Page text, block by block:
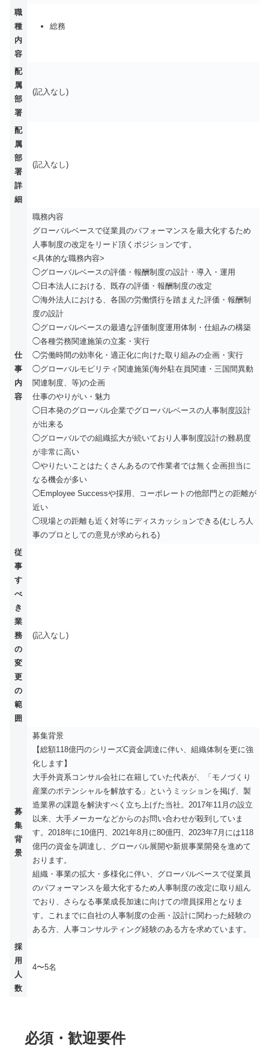
職
種
内
容
総務
配
属
部
署
(記入なし)
配
属
部
署
詳
細
(記入なし)
仕
事
内
容
職務内容
グローバルベースで従業員のパフォーマンスを最大化するため
人事制度の改定をリード頂くポジションです。
<具体的な職務内容>
◯グローバルベースの評価・報酬制度の設計・導入・運用
◯日本法人における、既存の評価・報酬制度の改定
◯海外法人における、各国の労働慣行を踏まえた評価・報酬制
度の設計
◯グローバルベースの最適な評価制度運用体制・仕組みの構築
◯各種労務関連施策の立案・実行
◯労働時間の効率化・適正化に向けた取り組みの企画・実行
◯グローバルモビリティ関連施策(海外駐在員関連・三国間異動
関連制度、等)の企画
仕事のやりがい・魅力
◯日本発のグローバル企業でグローバルベースの人事制度設計
が出来る
◯グローバルでの組織拡大が続いており人事制度設計の難易度
が非常に高い
◯やりたいことはたくさんあるので作業者では無く企画担当に
なる機会が多い
◯Employee Successや採用、コーポレートの他部門との距離が
近い
◯現場との距離も近く対等にディスカッションできる(むしろ人
事のプロとしての意見が求められる)
従
事
す
べ
き
業
務
の
変
更
の
範
囲
(記入なし)
募
集
背
景
募集背景
【総額118億円のシリーズC資金調達に伴い、組織体制を更に強
化します】
大手外資系コンサル会社に在籍していた代表が、「モノづくり
産業のポテンシャルを解放する」というミッションを掲げ、製
造業界の課題を解決すべく立ち上げた当社。2017年11月の設立
以来、大手メーカーなどからのお問い合わせが殺到していま
す。2018年に10億円、2021年8月に80億円、2023年7月には118
億円の資金を調達し、グローバル展開や新規事業開発を進めて
おります。
組織・事業の拡大・多様化に伴い、グローバルベースで従業員
のパフォーマンスを最大化するため人事制度の改定に取り組ん
でおり、さらなる事業成長加速に向けての増員採用となりま
す。これまでに自社の人事制度の企画・設計に関わった経験の
ある方、人事コンサルティング経験のある方を求めています。
採
用
人
数
4〜5名
必須・歓迎要件